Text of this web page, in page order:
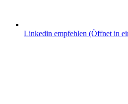
Linkedin empfehlen (Öffnet in